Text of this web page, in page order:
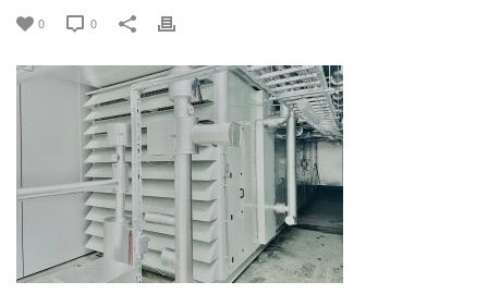
0 0